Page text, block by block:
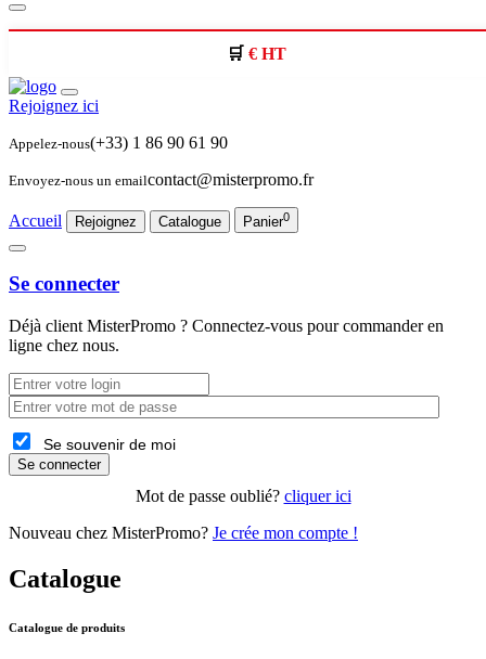
€ HT
Rejoignez ici
Appelez-nous(+33) 1 86 90 61 90
Envoyez-nous un emailcontact@misterpromo.fr
Accueil Rejoignez Catalogue Panier0
Se connecter
Déjà client MisterPromo ? Connectez-vous pour commander en
ligne chez nous.
Se souvenir de moi
Se connecter
Mot de passe oublié? cliquer ici
Nouveau chez MisterPromo? Je crée mon compte !
Catalogue
Catalogue de produits